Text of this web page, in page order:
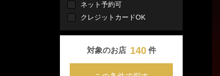
ネット予約可
クレジットカードOK
対象のお店 140 件